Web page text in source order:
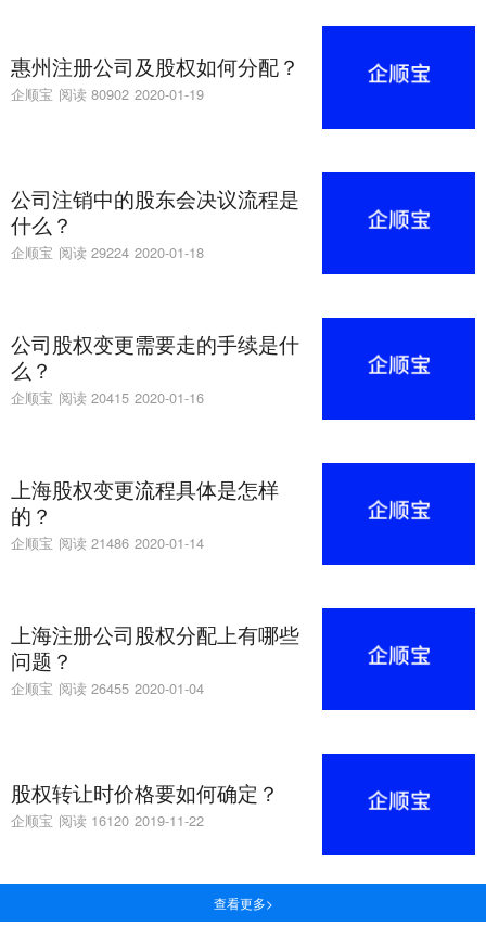
惠州注册公司及股权如何分配？
企顺宝 阅读 80902 2020-01-19
公司注销中的股东会决议流程是
什么？
企顺宝 阅读 29224 2020-01-18
公司股权变更需要走的手续是什
么？
企顺宝 阅读 20415 2020-01-16
上海股权变更流程具体是怎样
的？
企顺宝 阅读 21486 2020-01-14
上海注册公司股权分配上有哪些
问题？
企顺宝 阅读 26455 2020-01-04
股权转让时价格要如何确定？
企顺宝 阅读 16120 2019-11-22
查看更多>